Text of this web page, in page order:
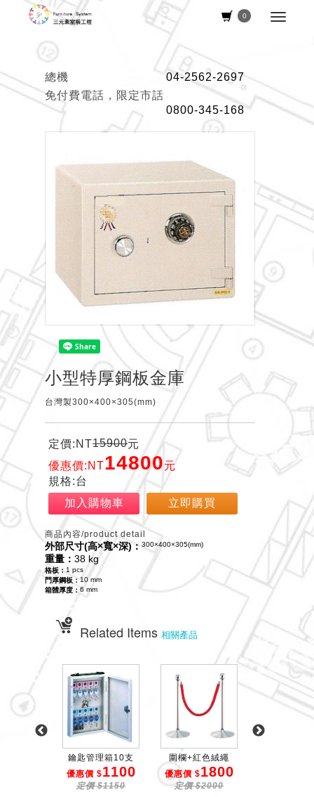
0
總機
04-2562-2697
免付費電話，限定市話
0800-345-168
小型特厚鋼板金庫
台灣製300×400×305(mm)
定價:NT15900元
優惠價:NT14800元
規格:台
加入購物車
立即購買
商品內容/product detail
外部尺寸(高×寬×深)：300×400×305(mm)
重量： 38 kg
格板： 1 pcs
門厚鋼板： 10 mm
箱體厚度： 6 mm
Related Items 相關產品
鑰匙管理箱10支
優惠價 $1100
定價 $1150
圍欄+紅色絨繩
優惠價 $1800
定價 $2000